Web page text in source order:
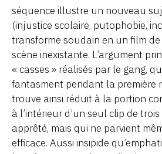
séquence illustre un nouveau
(injustice scolaire, putophobie,
transforme soudain en un film de
scène inexistante. L’argument
« casses » réalisés par le gang,
fantasment pendant la première
trouve ainsi réduit à la portion
à l’intérieur d’un seul clip de
apprêté, mais qui ne parvient
efficace. Aussi insipide